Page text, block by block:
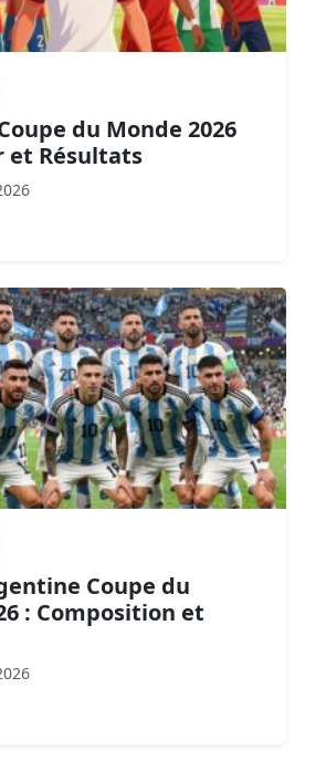
du Monde 2026
et Résultats
Coupe du
: Composition et